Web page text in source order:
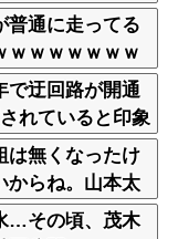
普通に走ってる
ｗｗｗｗｗｗｗ
ｗｗｗｗｗｗｗ
で迂回路が開通
れていると印象
は無くなったけ
からね。山本太
…その頃、茂木